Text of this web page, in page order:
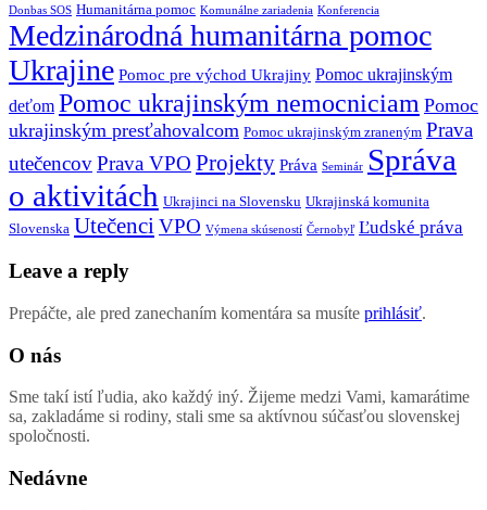
Donbas SOS Humanitárna pomoc Komunálne zariadenia Konferencia
Medzinárodná humanitárna pomoc
Ukrajine Pomoc pre východ Ukrajiny Pomoc ukrajinským
deťom Pomoc ukrajinským nemocniciam Pomoc
ukrajinským presťahovalcom Pomoc ukrajinským zraneným Prava
utečencovPrava VPO Projekty Práva Seminár Správa
o aktivitách Ukrajinci na Slovensku Ukrajinská komunita
Slovenska UtečenciVPO Výmena skúseností Černobyľ Ľudské práva
Leave a reply
Prepáčte, ale pred zanechaním komentára sa musíte prihlásiť.
O nás
Sme takí istí ľudia, ako každý iný. Žijeme medzi Vami, kamarátime
sa, zakladáme si rodiny, stali sme sa aktívnou súčasťou slovenskej
spoločnosti.
Nedávne